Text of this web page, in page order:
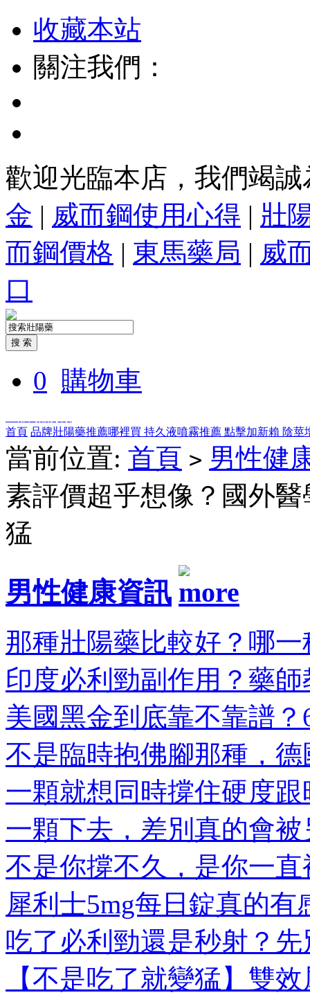
收藏本站
關注我們：
歡迎光臨本店，我們竭
金 | 威而鋼使用心得 | 壯
而鋼價格 | 東馬藥局 | 威
口
0 購物車
首頁 品牌壯陽藥推薦哪裡買 持久液噴霧推薦 點擊加新賴 陰莖
當前位置: 首頁 > 男性健
素評價超乎想像？國外
猛
男性健康資訊
那種壯陽藥比較好？哪
印度必利勁副作用？藥
美國黑金到底靠不靠譜？
不是臨時抱佛腳那種，
一顆就想同時撐住硬度
一顆下去，差別真的會
不是你撐不久，是你一
犀利士5mg每日錠真的有
吃了必利勁還是秒射？
【不是吃了就變猛】雙